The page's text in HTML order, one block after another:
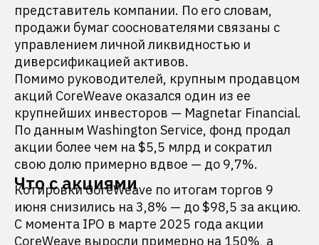
представитель компании. По его словам,
продажи бумаг сооснователями связаны с
управлением личной ликвидностью и
диверсификацией активов.
Помимо руководителей, крупным продавцом
акций CoreWeave оказался один из ее
крупнейших инвесторов — Magnetar Financial.
По данным Washington Service, фонд продал
акции более чем на $5,5 млрд и сократил
свою долю примерно вдвое — до 9,7%.
Что с акциями
Котировки CoreWeave по итогам торгов 9
июня снизились на 3,8% — до $98,5 за акцию.
С момента IPO в марте 2025 года акции
CoreWeave выросли примерно на 150%, а